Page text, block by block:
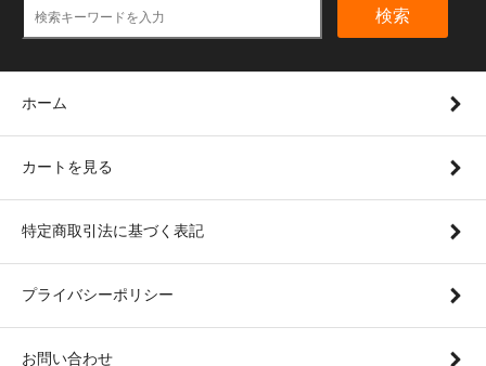
検索
ホーム
カートを見る
特定商取引法に基づく表記
プライバシーポリシー
お問い合わせ